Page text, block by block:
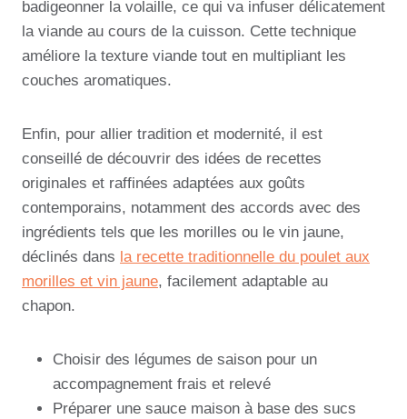
badigeonner la volaille, ce qui va infuser délicatement
la viande au cours de la cuisson. Cette technique
améliore la texture viande tout en multipliant les
couches aromatiques.
Enfin, pour allier tradition et modernité, il est
conseillé de découvrir des idées de recettes
originales et raffinées adaptées aux goûts
contemporains, notamment des accords avec des
ingrédients tels que les morilles ou le vin jaune,
déclinés dans la recette traditionnelle du poulet aux
morilles et vin jaune, facilement adaptable au
chapon.
Choisir des légumes de saison pour un
accompagnement frais et relevé
Préparer une sauce maison à base des sucs